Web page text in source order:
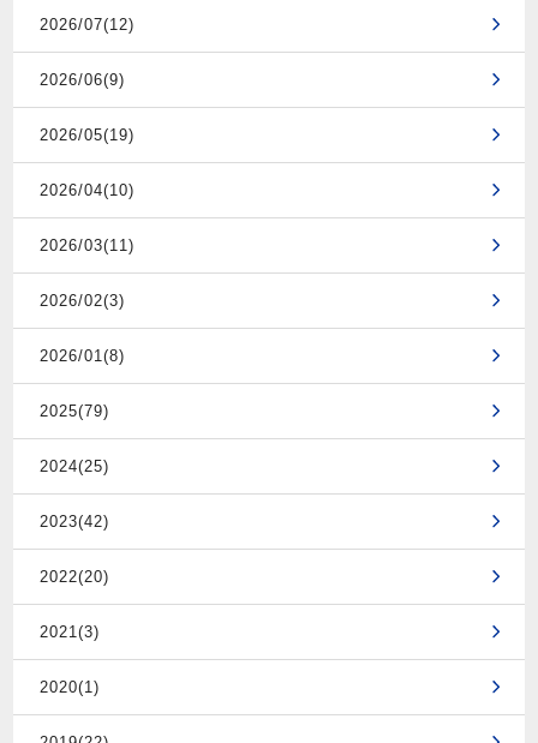
2026/07(12)
2026/06(9)
2026/05(19)
2026/04(10)
2026/03(11)
2026/02(3)
2026/01(8)
2025(79)
2024(25)
2023(42)
2022(20)
2021(3)
2020(1)